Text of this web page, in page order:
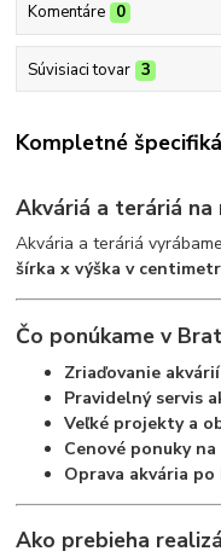
Komentáre 0
Súvisiaci tovar 3
Kompletné
Akváriá a teráriá na
Akvária a teráriá
šírka x výška v
Čo ponúkame v
Zriaďovanie akvárií
Pravidelný servis
Veľké projekty a
Cenové ponuky na
Oprava akvária
Ako prebieha